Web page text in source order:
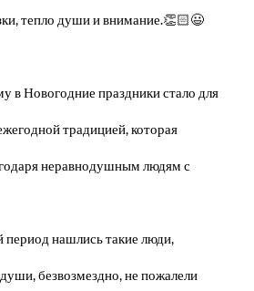
тепло души и внимание.👏🏻😃
в Новогодние праздники стало для
традицией, которая
неравнодушным людям с
период нашлись такие люди,
безвозмездно, не пожалели